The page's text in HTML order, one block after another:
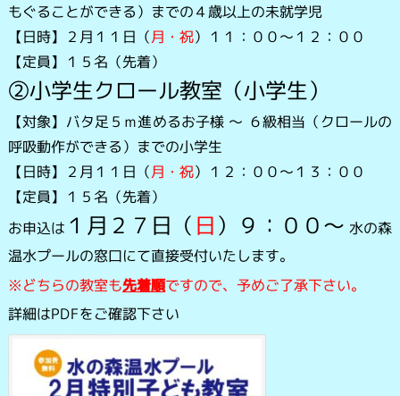
もぐることができる）までの４歳以上の未就学児
【日時】２月１１日（月・祝）１１：００～１２：００
【定員】１５名（先着）
②小学生クロール教室（小学生）
【対象】バタ足５ｍ進めるお子様 ～ ６級相当（クロールの
呼吸動作ができる）までの小学生
【日時】２月１１日（月・祝）１２：００～１３：００
【定員】１５名（先着）
お申込は １月２７日（ 日）９：００～ 水の森
温水プールの窓口にて直接受付いたします。
※どちらの教室も先着順ですので、予めご了承下さい。
詳細はPDFをご確認下さい